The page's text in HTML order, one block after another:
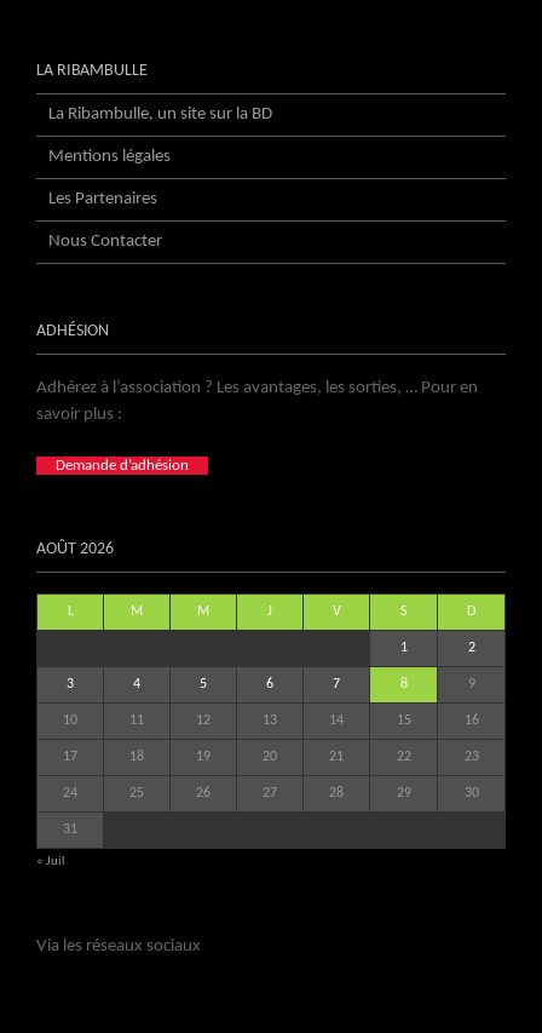
LA RIBAMBULLE
La Ribambulle, un site sur la BD
Mentions légales
Les Partenaires
Nous Contacter
ADHÉSION
Adhérez à l’association ? Les avantages, les sorties, … Pour en
savoir plus :
Demande d’adhésion
AOÛT 2026
L M M J V S D
1 2
3 4 5 6 7 8 9
10 11 12 13 14 15 16
17 18 19 20 21 22 23
24 25 26 27 28 29 30
31
« Juil
Via les réseaux sociaux